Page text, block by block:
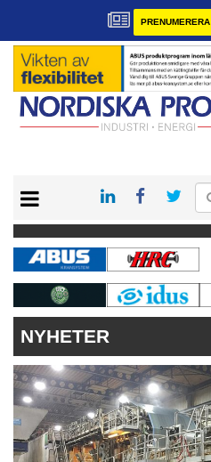
PRENUMERERA
KONTAKT
VÅRA ANDRA MAGASIN
PRENUMERERA
ANNONSERA
NYHETER